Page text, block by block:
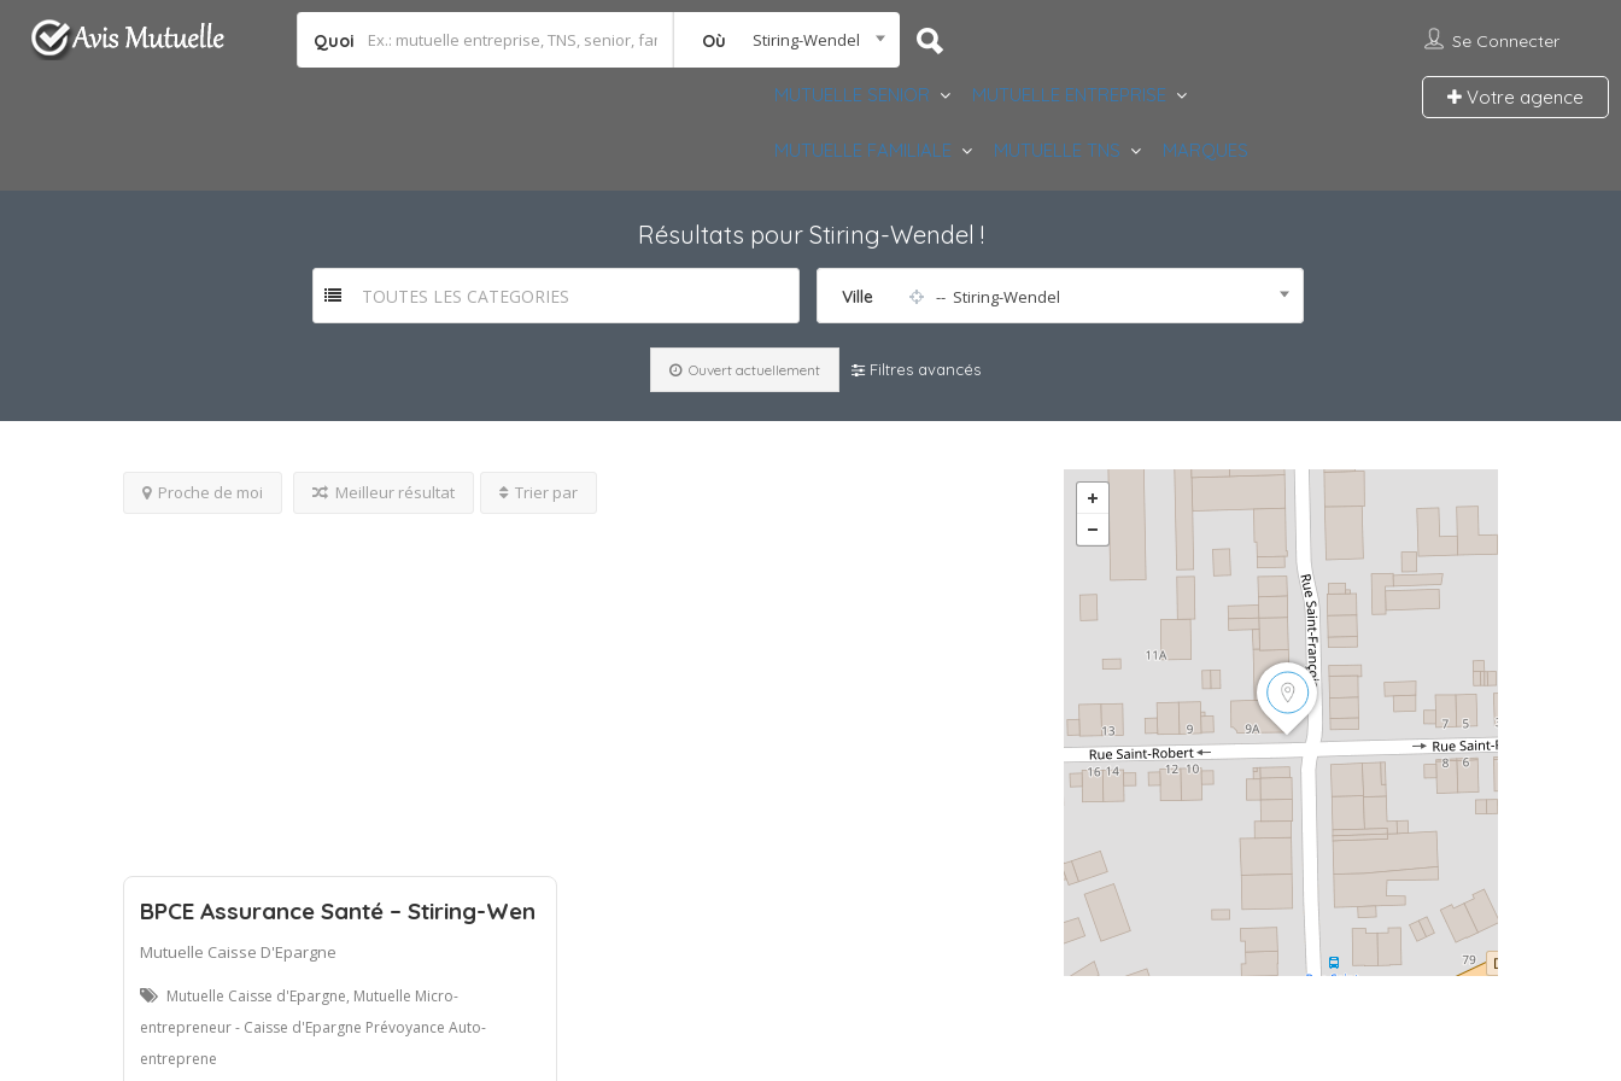
Quoi Où Stiring-Wendel Se Connecter
Votre agence
MUTUELLE SENIOR MUTUELLE ENTREPRISE
MUTUELLE FAMILIALE MUTUELLE TNS MARQUES
Résultats pour Stiring-Wendel !
TOUTES LES CATEGORIES Ville -- Stiring-Wendel
Ouvert actuellement Filtres avancés
Proche de moi Meilleur résultat Trier par
BPCE Assurance Santé – Stiring-Wen
Mutuelle Caisse D'Epargne
Mutuelle Caisse d'Epargne, Mutuelle Micro-
entrepreneur - Caisse d'Epargne Prévoyance Auto-
entreprene